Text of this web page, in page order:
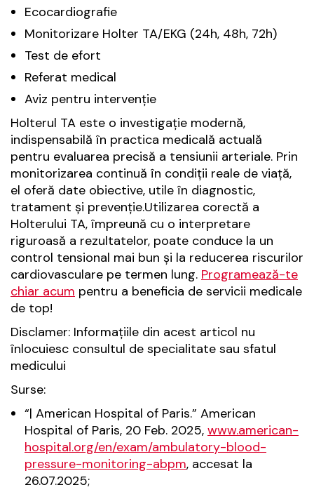
Ecocardiografie
Monitorizare Holter TA/EKG (24h, 48h, 72h)
Test de efort
Referat medical
Aviz pentru intervenție
Holterul TA este o investigație modernă,
indispensabilă în practica medicală actuală
pentru evaluarea precisă a tensiunii arteriale. Prin
monitorizarea continuă în condiții reale de viață,
el oferă date obiective, utile în diagnostic,
tratament și prevenție.Utilizarea corectă a
Holterului TA, împreună cu o interpretare
riguroasă a rezultatelor, poate conduce la un
control tensional mai bun și la reducerea riscurilor
cardiovasculare pe termen lung. Programează-te
chiar acum pentru a beneficia de servicii medicale
de top!
Disclamer: Informațiile din acest articol nu
înlocuiesc consultul de specialitate sau sfatul
medicului
Surse:
“| American Hospital of Paris.” American
Hospital of Paris, 20 Feb. 2025, www.american-
hospital.org/en/exam/ambulatory-blood-
pressure-monitoring-abpm, accesat la
26.07.2025;